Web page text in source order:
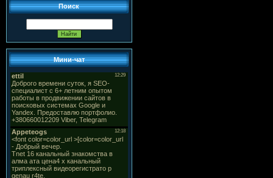
Поиск
Мини-чат